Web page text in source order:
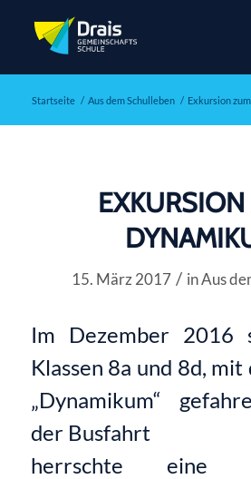
Startseite / Aus dem Schulleben / Exkursion
15. März 2017 / inAus
Im Dezember 2016
Klassen 8a und 8d, mit
„Dynamikum“
der Busfahrt
herrschte eine